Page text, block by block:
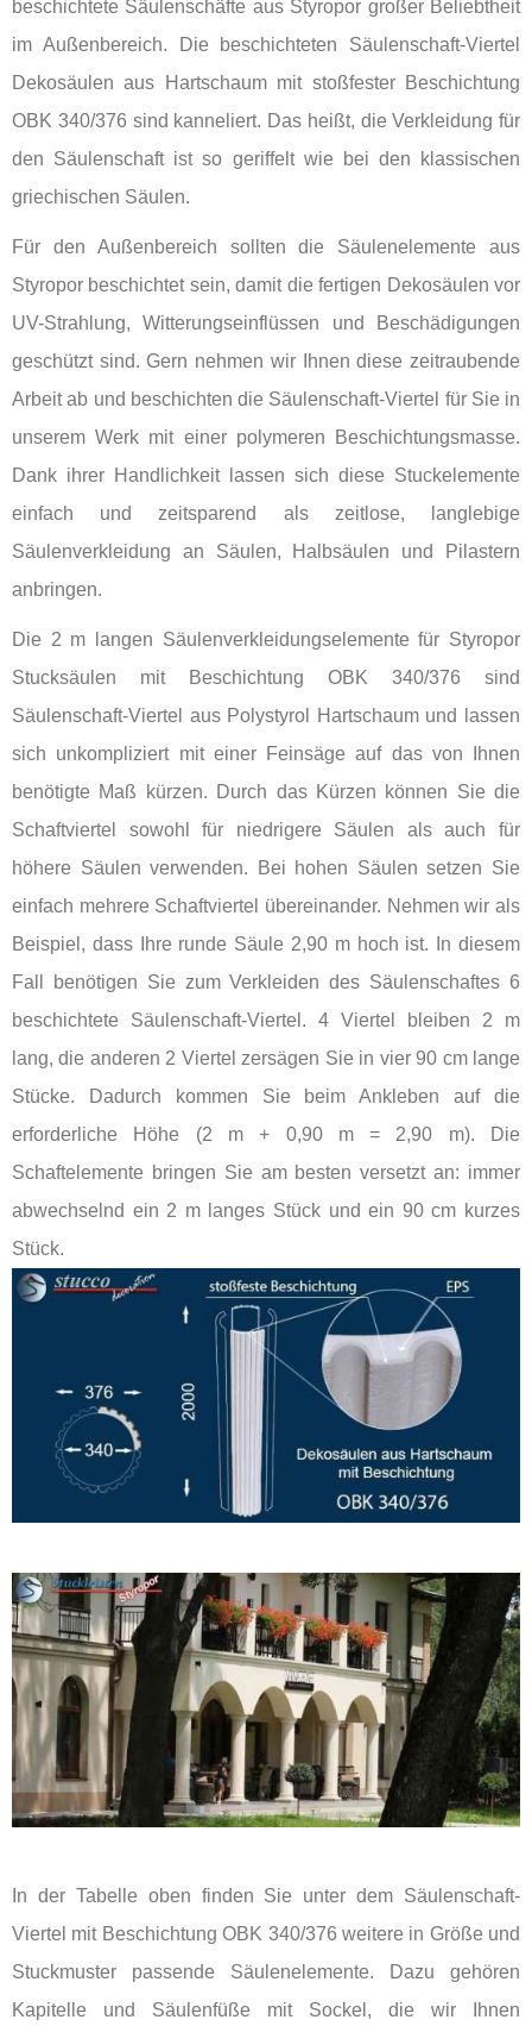
beschichtete Säulenschäfte aus Styropor großer Beliebtheit
im Außenbereich. Die beschichteten Säulenschaft-Viertel
Dekosäulen aus Hartschaum mit stoßfester Beschichtung
OBK 340/376 sind kanneliert. Das heißt, die Verkleidung für
den Säulenschaft ist so geriffelt wie bei den klassischen
griechischen Säulen.
Für den Außenbereich sollten die Säulenelemente aus
Styropor beschichtet sein, damit die fertigen Dekosäulen vor
UV-Strahlung, Witterungseinflüssen und Beschädigungen
geschützt sind. Gern nehmen wir Ihnen diese zeitraubende
Arbeit ab und beschichten die Säulenschaft-Viertel für Sie in
unserem Werk mit einer polymeren Beschichtungsmasse.
Dank ihrer Handlichkeit lassen sich diese Stuckelemente
einfach und zeitsparend als zeitlose, langlebige
Säulenverkleidung an Säulen, Halbsäulen und Pilastern
anbringen.
Die 2 m langen Säulenverkleidungselemente für Styropor
Stucksäulen mit Beschichtung OBK 340/376 sind
Säulenschaft-Viertel aus Polystyrol Hartschaum und lassen
sich unkompliziert mit einer Feinsäge auf das von Ihnen
benötigte Maß kürzen. Durch das Kürzen können Sie die
Schaftviertel sowohl für niedrigere Säulen als auch für
höhere Säulen verwenden. Bei hohen Säulen setzen Sie
einfach mehrere Schaftviertel übereinander. Nehmen wir als
Beispiel, dass Ihre runde Säule 2,90 m hoch ist. In diesem
Fall benötigen Sie zum Verkleiden des Säulenschaftes 6
beschichtete Säulenschaft-Viertel. 4 Viertel bleiben 2 m
lang, die anderen 2 Viertel zersägen Sie in vier 90 cm lange
Stücke. Dadurch kommen Sie beim Ankleben auf die
erforderliche Höhe (2 m + 0,90 m = 2,90 m). Die
Schaftelemente bringen Sie am besten versetzt an: immer
abwechselnd ein 2 m langes Stück und ein 90 cm kurzes
Stück.
In der Tabelle oben finden Sie unter dem Säulenschaft-
Viertel mit Beschichtung OBK 340/376 weitere in Größe und
Stuckmuster passende Säulenelemente. Dazu gehören
Kapitelle und Säulenfüße mit Sockel, die wir Ihnen